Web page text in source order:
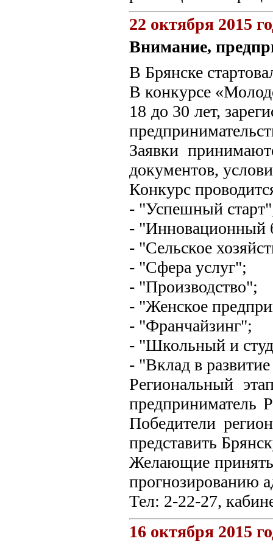
22 октября 2015
Внимание,
В Брянске
В конкурсе
18 до 30 лет,
Заявки
документов,
Конкурс
- "Успешный
- "Инновационный
- "Сельское
- "Сфера услуг";
- "Производство";
- "Женское
- "Франчайзинг";
- "Школьный и
- "Вклад в
Региональный
предприниматель
Победители
представить
Желающие принять
прогнозированию
Тел: 2-22-27,
16 октября 2015